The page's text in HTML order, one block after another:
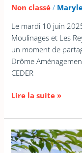
Non classé /
Le mardi 10 juin
Moulinages et Les
un moment de
Drôme
CEDER
Lire la suite »
Étoile-
sur-